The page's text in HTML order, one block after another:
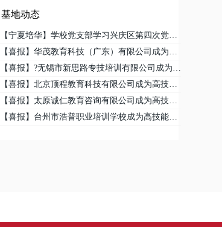
基地动态
【宁夏培华】学校党支部学习兴庆区第四次党代会精神
【喜报】华茂教育科技（广东）有限公司成为高技能人才基地
【喜报】?无锡市新思路专技培训有限公司成为高技能人才培养基地
【喜报】北京顶程教育科技有限公司成为高技能人才培养基地
【喜报】太原诚仁教育咨询有限公司成为高技能人才基地
【喜报】台州市浩普职业培训学校成为高技能人才基地